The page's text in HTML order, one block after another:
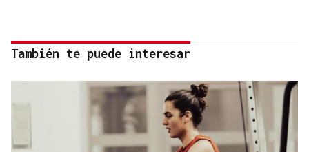
También te puede interesar